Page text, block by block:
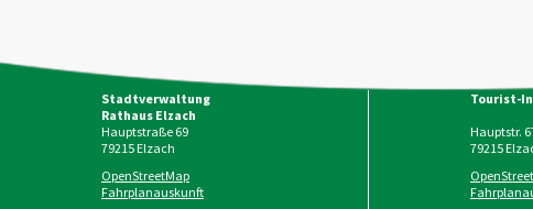
Stadtverwaltung
Rathaus Elzach
Hauptstraße 69
79215Elzach
OpenStreetMap
Fahrplanauskunft
Tourist-
Hauptstr.
79215